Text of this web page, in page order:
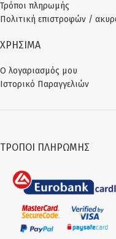
Μοβ με μοβ λάστιχο
Σύνθεση:90%
Ελληνικό Προϊόν
Τρόποι πληρωμής
Πολιτική επιστροφών /
ΧΡΗΣΙΜΑ
Ο λογαριασμός μου
Ιστορικό Παραγγελιών
ΤΡΌΠΟΙ ΠΛΗΡΩΜΉΣ